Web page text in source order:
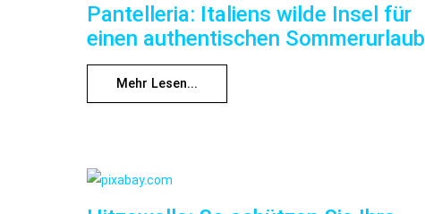
Pantelleria: Italiens wilde Insel für
einen authentischen Sommerurlaub
Mehr Lesen...